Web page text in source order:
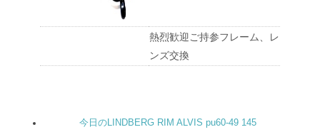
熱烈歓迎ご持参フレーム、レ
ンズ交換
今日のLINDBERG RIM ALVIS pu60-49 145